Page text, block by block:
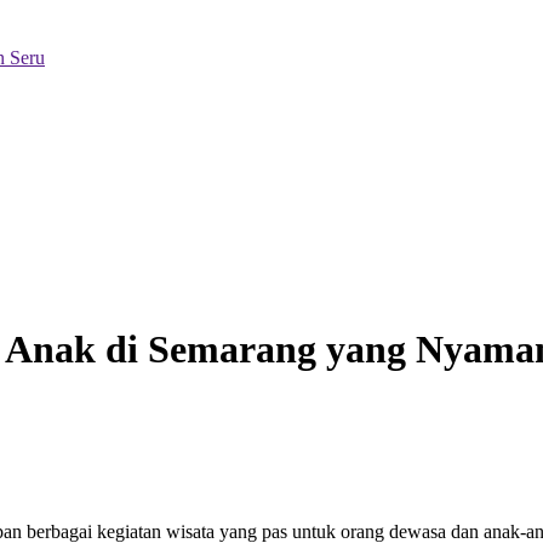
Seru
di Semarang yang
berbagai kegiatan wisata yang pas untuk orang dewasa dan anak-